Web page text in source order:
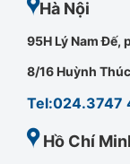
Hà Nội
95H Lý Nam Đế,
8/16 Huỳnh
Tel:024.3747
Hồ Chí